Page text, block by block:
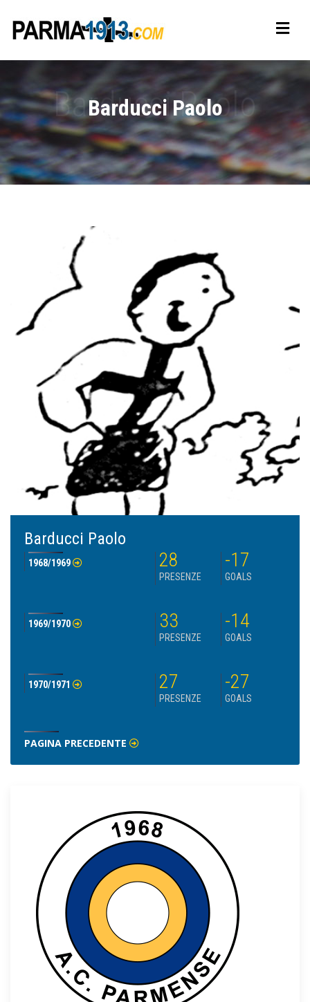
Barducci Paolo
Barducci Paolo
1968/1969 28
PRESENZE
-17
GOALS
1969/1970 33
PRESENZE
-14
GOALS
1970/1971 27
PRESENZE
-27
GOALS
PAGINA PRECEDENTE